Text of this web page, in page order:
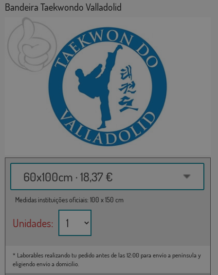
Bandeira Taekwondo Valladolid
60x100cm · 18,37 €
Medidas instituições oficiais: 100 x 150 cm
Unidades:
* Laborables realizando tu pedido antes de las 12:00 para envío a península y
eligiendo envío a domicilio.